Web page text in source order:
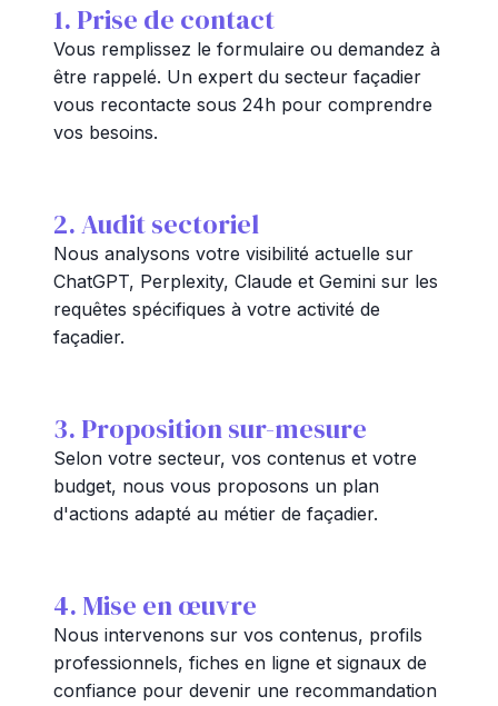
1. Prise de contact
Vous remplissez le formulaire ou demandez à
être rappelé. Un expert du secteur façadier
vous recontacte sous 24h pour comprendre
vos besoins.
2. Audit sectoriel
Nous analysons votre visibilité actuelle sur
ChatGPT, Perplexity, Claude et Gemini sur les
requêtes spécifiques à votre activité de
façadier.
3. Proposition sur-mesure
Selon votre secteur, vos contenus et votre
budget, nous vous proposons un plan
d'actions adapté au métier de façadier.
4. Mise en œuvre
Nous intervenons sur vos contenus, profils
professionnels, fiches en ligne et signaux de
confiance pour devenir une recommandation